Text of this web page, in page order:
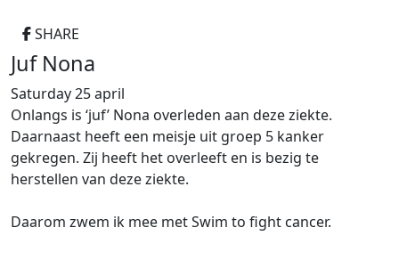
SHARE
Juf Nona
Saturday 25 april
Onlangs is ‘juf’ Nona overleden aan deze ziekte.
Daarnaast heeft een meisje uit groep 5 kanker
gekregen. Zij heeft het overleeft en is bezig te
herstellen van deze ziekte.
Daarom zwem ik mee met Swim to fight cancer.